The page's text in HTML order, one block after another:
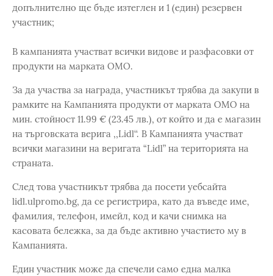
допълнително ще бъде изтеглен и 1 (един) резервен
участник;
В кампанията участват всички видове и разфасовки от
продукти на марката OMO.
За да участва за награда, участникът трябва да закупи в
рамките на Кампанията продукти от марката OMO на
мин. стойност 11.99 € (23.45 лв.), от който и да е магазин
на търговската верига ,,Lidl‘‘. В Кампанията участват
всички магазини на веригата “Lidl” на територията на
страната.
След това участникът трябва да посети уебсайтa
lidl.ulpromo.bg, да се регистрира, като да въведе име,
фамилия, телефон, имейл, код и качи снимка на
касовата бележка, за да бъде активно участието му в
Кампанията.
Един участник може да спечели само една малка